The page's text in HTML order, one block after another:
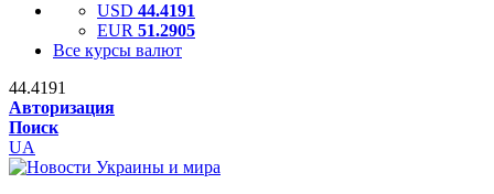
USD 44.4191
EUR 51.2905
Все курсы валют
44.4191
Авторизация
Поиск
UA